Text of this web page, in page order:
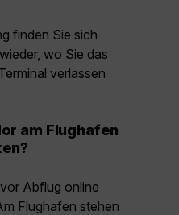
finden Sie sich
wo Sie das
verlassen
am Flughafen
Abflug online
Flughafen stehen